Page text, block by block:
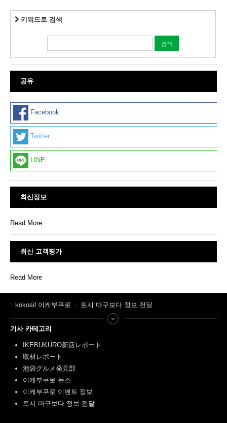
키워드로 검색
공유
Facebook
Twitter
LINE
최신정보
Read More
최신 고객평가
Read More
kokosil 이케부쿠로 토시 마구보다 정보 전달
기사 카테고리
IKEBUKURO新店レポート
取材レポート
池袋グルメ発見部
이케부쿠로 뉴스
이케부쿠로 이벤트 정보
토시 마구보다 정보 전달